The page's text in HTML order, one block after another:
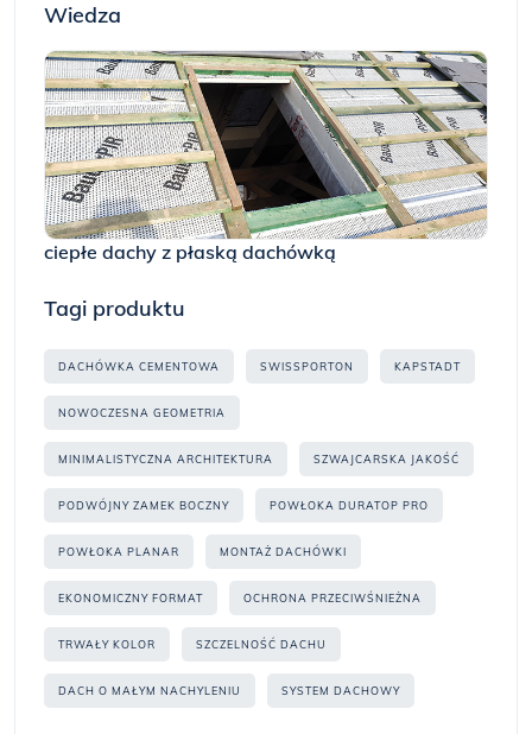
Wiedza
ciepłe dachy z płaską dachówką
Tagi produktu
DACHÓWKA CEMENTOWA SWISSPORTON KAPSTADT
NOWOCZESNA GEOMETRIA
MINIMALISTYCZNA ARCHITEKTURA SZWAJCARSKA JAKOŚĆ
PODWÓJNY ZAMEK BOCZNY POWŁOKA DURATOP PRO
POWŁOKA PLANAR MONTAŻ DACHÓWKI
EKONOMICZNY FORMAT OCHRONA PRZECIWŚNIEŻNA
TRWAŁY KOLOR SZCZELNOŚĆ DACHU
DACH O MAŁYM NACHYLENIU SYSTEM DACHOWY